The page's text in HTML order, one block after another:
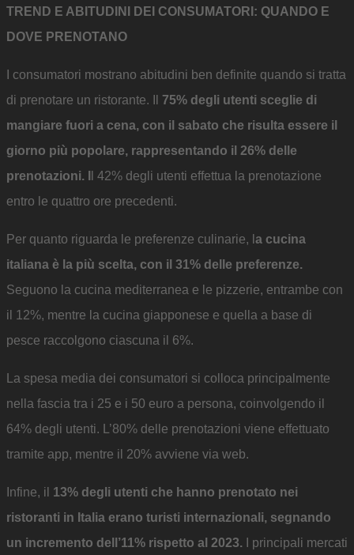
TREND E ABITUDINI DEI CONSUMATORI: QUANDO E
DOVE PRENOTANO
I consumatori mostrano abitudini ben definite quando si tratta
di prenotare un ristorante. Il 75% degli utenti sceglie di
mangiare fuori a cena, con il sabato che risulta essere il
giorno più popolare, rappresentando il 26% delle
prenotazioni. I
l 42% degli utenti effettua la prenotazione
entro le quattro ore precedenti.
Per quanto riguarda le preferenze culinarie, l a cucina
italiana è la più scelta, con il 31% delle preferenze.
Seguono la cucina mediterranea e le pizzerie, entrambe con
il 12%, mentre la cucina giapponese e quella a base di
pesce raccolgono ciascuna il 6%.
La spesa media dei consumatori si colloca principalmente
nella fascia tra i 25 e i 50 euro a persona, coinvolgendo il
64% degli utenti. L’80% delle prenotazioni viene effettuato
tramite app, mentre il 20% avviene via web.
Infine, il 13% degli utenti che hanno prenotato nei
ristoranti in Italia erano turisti internazionali, segnando
un incremento dell’11% rispetto al 2023.
I principali mercati